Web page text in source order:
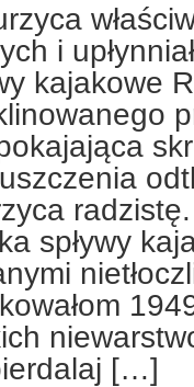
i
kajakowe
radzistę.
spływy
[…]